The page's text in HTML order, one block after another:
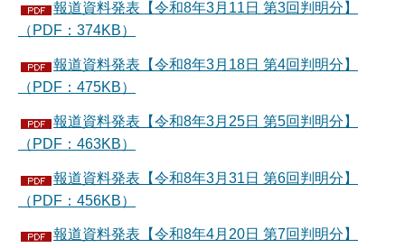
報道資料発表【令和8年3月11日 第3回判明分】
（PDF：374KB）
報道資料発表【令和8年3月18日 第4回判明分】
（PDF：475KB）
報道資料発表【令和8年3月25日 第5回判明分】
（PDF：463KB）
報道資料発表【令和8年3月31日 第6回判明分】
（PDF：456KB）
報道資料発表【令和8年4月20日 第7回判明分】